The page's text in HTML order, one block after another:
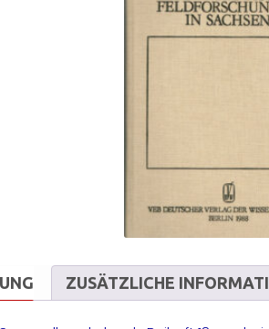
ZUSÄTZLICHE